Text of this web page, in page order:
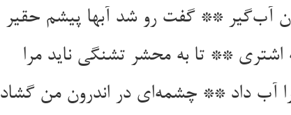
آب‌گیر ** گفت رو شد آبها پیشم حقیر
اشتری ** تا به محشر تشنگی ناید مرا
آب داد ** چشمه‌ای در اندرون من گشاد